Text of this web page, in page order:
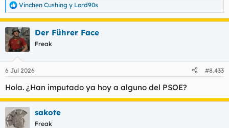
R
e
a
c
c
i
e
:
Vinchen Cushing y Lord90s
Der Führer Face
Freak
6 Jul 2026 #8.433
Hola. ¿Han imputado ya hoy a alguno del PSOE?
sakote
Freak